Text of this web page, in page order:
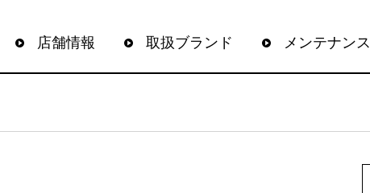
店舗情報 取扱ブランド メンテナンス